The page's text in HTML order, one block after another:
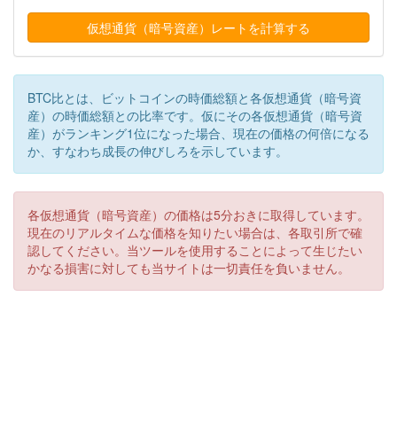
BTC比とは、ビットコインの時価総額と各仮想通貨（暗号資
産）の時価総額との比率です。仮にその各仮想通貨（暗号資
産）がランキング1位になった場合、現在の価格の何倍になる
か、すなわち成長の伸びしろを示しています。
各仮想通貨（暗号資産）の価格は5分おきに取得しています。
現在のリアルタイムな価格を知りたい場合は、各取引所で確
認してください。当ツールを使用することによって生じたい
かなる損害に対しても当サイトは一切責任を負いません。